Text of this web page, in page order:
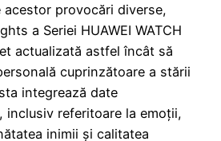
acestor provocări diverse,
a Seriei HUAWEI WATCH
actualizată astfel încât să
cuprinzătoare a stării
integrează date
inclusiv referitoare la emoții,
inimii și calitatea